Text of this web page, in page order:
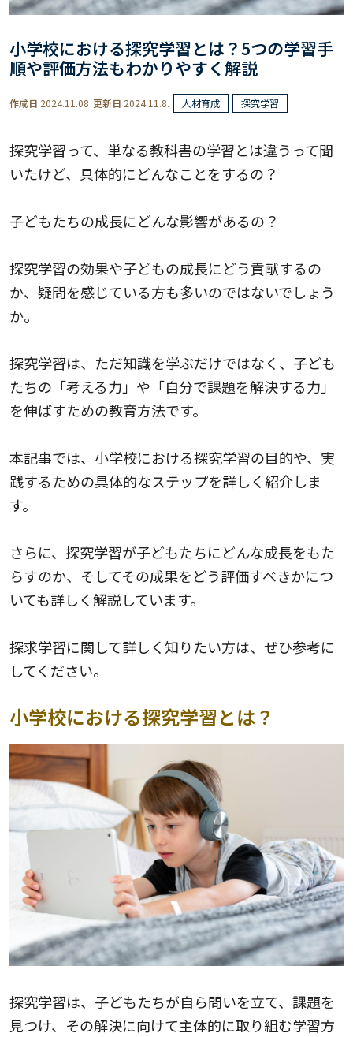
小学校における探究学習とは？5つの学習手
順や評価方法もわかりやすく解説
作成日 2024.11.08 更新日 2024.11.8. 人材育成 探究学習
探究学習って、単なる教科書の学習とは違うって聞
いたけど、具体的にどんなことをするの？
子どもたちの成長にどんな影響があるの？
探究学習の効果や子どもの成長にどう貢献するの
か、疑問を感じている方も多いのではないでしょう
か。
探究学習は、ただ知識を学ぶだけではなく、子ども
たちの「考える力」や「自分で課題を解決する力」
を伸ばすための教育方法です。
本記事では、小学校における探究学習の目的や、実
践するための具体的なステップを詳しく紹介しま
す。
さらに、探究学習が子どもたちにどんな成長をもた
らすのか、そしてその成果をどう評価すべきかにつ
いても詳しく解説しています。
探求学習に関して詳しく知りたい方は、ぜひ参考に
してください。
小学校における探究学習とは？
探究学習は、子どもたちが自ら問いを立て、課題を
見つけ、その解決に向けて主体的に取り組む学習方